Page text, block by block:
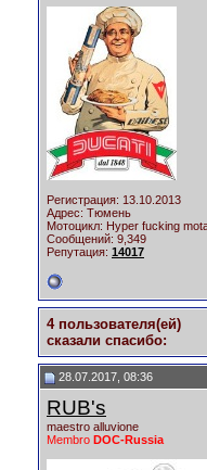
Регистрация: 13.10.2013
Адрес: Тюмень
Мотоцикл: Hyper fucking
Сообщений: 9,349
Репутация: 14017
4 пользователя(ей)
сказали cпасибо:
28.07.2017, 08:36
RUB's
maestro alluvione
Membro DOC-Russia